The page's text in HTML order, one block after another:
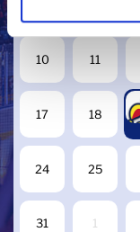
10 11
17 18
24 25
31 1